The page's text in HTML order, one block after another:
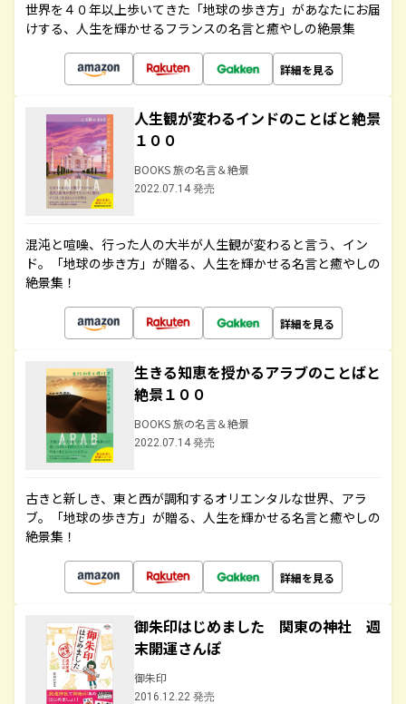
世界を４０年以上歩いてきた「地球の歩き方」があなたにお届
けする、人生を輝かせるフランスの名言と癒やしの絶景集
詳細を見る
人生観が変わるインドのことばと絶景
１００
BOOKS 旅の名言＆絶景
2022.07.14 発売
混沌と喧噪、行った人の大半が人生観が変わると言う、イン
ド。「地球の歩き方」が贈る、人生を輝かせる名言と癒やしの
絶景集！
詳細を見る
生きる知恵を授かるアラブのことばと
絶景１００
BOOKS 旅の名言＆絶景
2022.07.14 発売
古きと新しき、東と西が調和するオリエンタルな世界、アラ
ブ。「地球の歩き方」が贈る、人生を輝かせる名言と癒やしの
絶景集！
詳細を見る
御朱印はじめました 関東の神社 週
末開運さんぽ
御朱印
2016.12.22 発売